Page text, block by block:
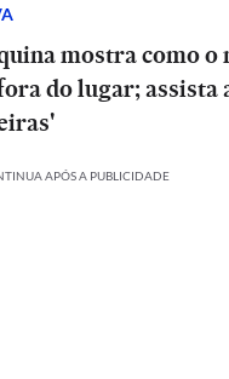
mostra como o
do lugar; assista
APÓS A PUBLICIDADE